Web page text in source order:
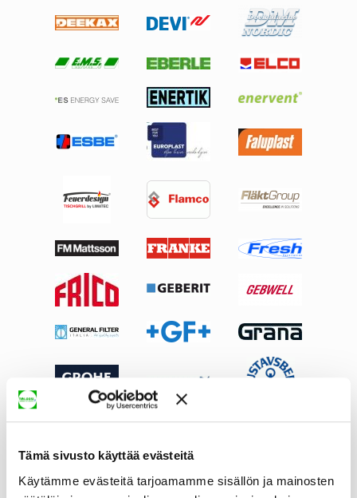
Tämä sivusto käyttää evästeitä
Käytämme evästeitä tarjoamamme sisällön ja mainosten